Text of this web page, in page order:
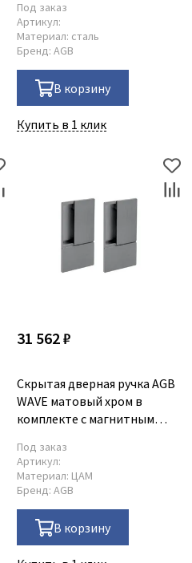
Под заказ
Артикул:
Материал: сталь
Бренд: AGB
В корзину
Купить в 1 клик
31 562 ₽
Скрытая дверная ручка AGB
WAVE матовый хром в
комплекте с магнитным
Под заказ
Артикул:
Материал: ЦАМ
Бренд: AGB
В корзину